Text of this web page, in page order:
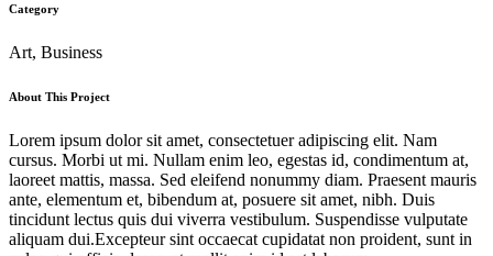
Category
Art, Business
About This Project
Lorem ipsum dolor sit amet, consectetuer adipiscing elit. Nam
cursus. Morbi ut mi. Nullam enim leo, egestas id, condimentum at,
laoreet mattis, massa. Sed eleifend nonummy diam. Praesent mauris
ante, elementum et, bibendum at, posuere sit amet, nibh. Duis
tincidunt lectus quis dui viverra vestibulum. Suspendisse vulputate
aliquam dui.Excepteur sint occaecat cupidatat non proident, sunt in